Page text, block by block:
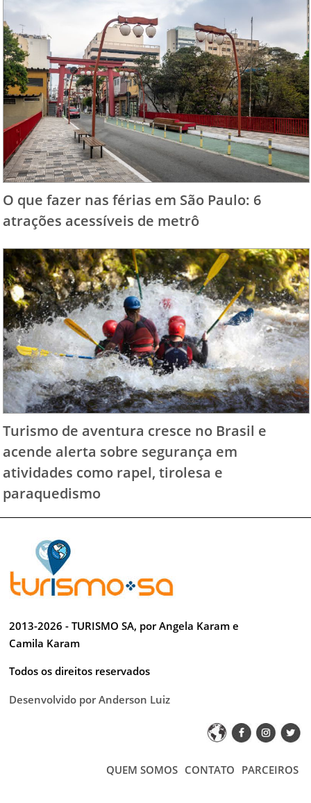
O que fazer nas férias em São Paulo: 6
atrações acessíveis de metrô
Turismo de aventura cresce no Brasil e
acende alerta sobre segurança em
atividades como rapel, tirolesa e
paraquedismo
2013-2026 - TURISMO SA, por Angela Karam e
Camila Karam
Todos os direitos reservados
Desenvolvido por Anderson Luiz
PARCEIROS
CONTATO
QUEM SOMOS